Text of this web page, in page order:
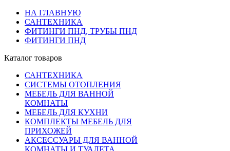
НА ГЛАВНУЮ
САНТЕХНИКА
ФИТИНГИ ПНД, ТРУБЫ ПНД
ФИТИНГИ ПНД
Каталог товаров
САНТЕХНИКА
СИСТЕМЫ ОТОПЛЕНИЯ
МЕБЕЛЬ ДЛЯ ВАННОЙ
КОМНАТЫ
МЕБЕЛЬ ДЛЯ КУХНИ
КОМПЛЕКТЫ МЕБЕЛЬ ДЛЯ
ПРИХОЖЕЙ
АКСЕССУАРЫ ДЛЯ ВАННОЙ
КОМНАТЫ И ТУАЛЕТА